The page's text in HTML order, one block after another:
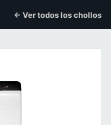
← Ver todos los chollos